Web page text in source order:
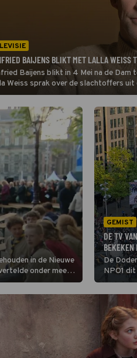
BAIJENS BLIKT MET LALLA WEISS
Baijens blikt in 4 Mei na de Dam
Weiss sprak over de slachtoffers uit
familie kwam om in Auschwitz. Haar
in de Nieuwe
onder meer
door
GEMIST
DE TV
BEKEKEN
De
NPO1
mensen
626.000